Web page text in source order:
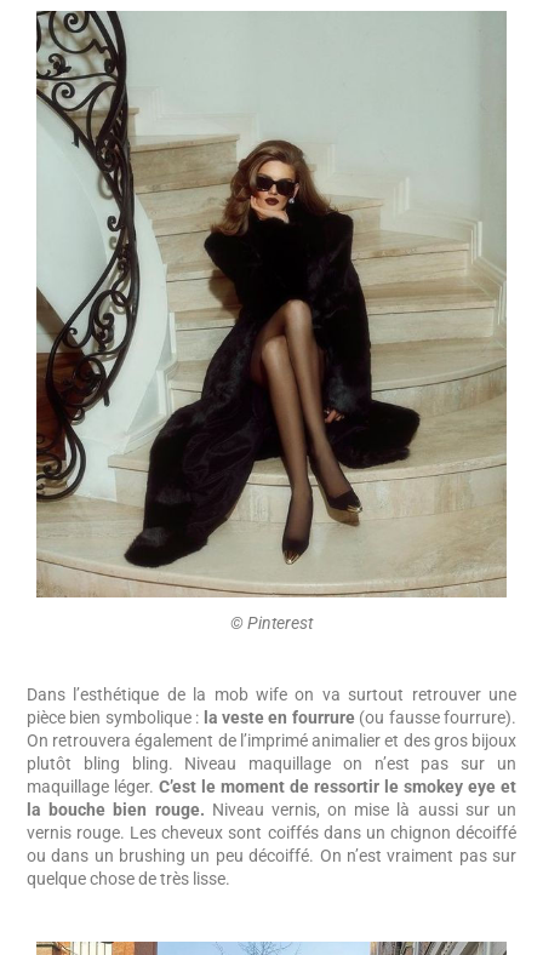
©️ Pinterest
Dans l’esthétique de la mob wife on va surtout retrouver une
pièce bien symbolique : la veste en fourrure(ou fausse fourrure).
On retrouvera également de l’imprimé animalier et des gros bijoux
plutôt bling bling. Niveau maquillage on n’est pas sur un
maquillage léger. C’est le moment de ressortir le smokey eye et
la bouche bien rouge. Niveau vernis, on mise là aussi sur un
vernis rouge. Les cheveux sont coiffés dans un chignon décoiffé
ou dans un brushing un peu décoiffé. On n’est vraiment pas sur
quelque chose de très lisse.